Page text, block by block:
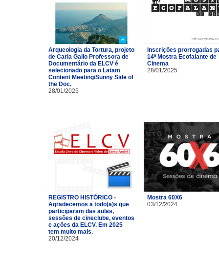
Arqueologia da Tortura, projeto
de Carla Gallo Professora de
Documentário da ELCV é
selecionado para o Latam
Content Meeting/Sunny Side of
the Doc.
28/01/2025
Inscrições prorrogadas
14ª Mostra Ecofalante de
Cinema
28/01/2025
REGISTRO HISTÓRICO -
Agradecemos a todo(a)s que
participaram das aulas,
sessões de cineclube, eventos
e ações da ELCV. Em 2025
tem muito mais.
20/12/2024
Mostra 60X6
03/12/2024